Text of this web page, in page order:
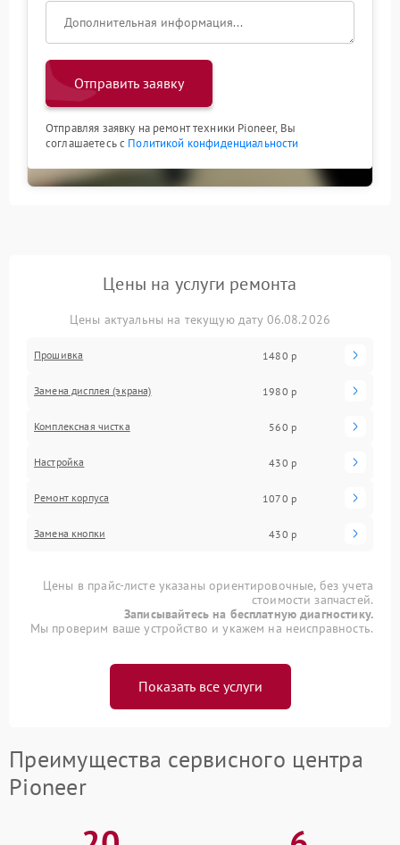
Отправить заявку
Отправляя заявку на ремонт техники Pioneer, Вы
соглашаетесь с Политикой конфиденциальности
Цены на услуги ремонта
Цены актуальны на текущую дату 06.08.2026
Прошивка 1480 р
Замена дисплея (экрана) 1980 р
Комплексная чистка 560 р
Настройка 430 р
Ремонт корпуса 1070 р
Замена кнопки 430 р
Цены в прайс-листе указаны ориентировочные, без учета
стоимости запчастей.
Записывайтесь на бесплатную диагностику.
Мы проверим ваше устройство и укажем на неисправность.
Показать все услуги
Преимущества сервисного центра
Pioneer